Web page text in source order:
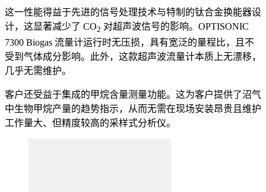
这一性能得益于先进的信号处理技术与特制的钛合金换能器设
计，这显著减少了 CO2 对超声波信号的影响。OPTISONIC
7300 Biogas 流量计运行时无压损，具有宽泛的量程比，且不
受到气体成分影响。此外，这款超声波流量计本质上无漂移，
几乎无需维护。
客户还受益于集成的甲烷含量测量功能。这为客户提供了沼气
中生物甲烷产量的趋势指示，从而无需在现场安装昂贵且维护
工作量大、但精度较高的采样式分析仪。